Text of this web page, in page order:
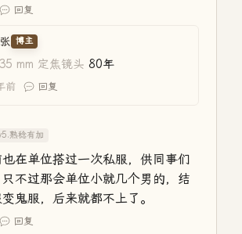
回复
博主
mm 定焦镜头 80年
前 回复
熟稔有加
在单位搭过一次私服，供同事们
不过那会单位小就几个男的，结
鬼服，后来就都不上了。
回复